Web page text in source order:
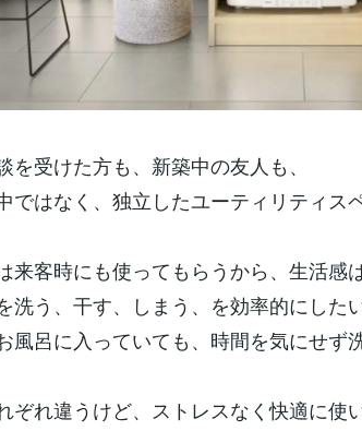
を受けた方も、新築中の友人も、
ではなく、独立したユーティリティス
来客時にも使ってもらうから、生活感
洗う、干す、しまう、を効率的にした
風呂に入っていても、時間を気にせず
ぞれ違うけど、ストレスなく快適に使